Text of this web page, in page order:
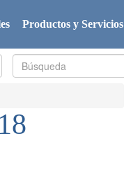
Productos y Servicios